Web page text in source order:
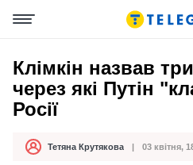
Клімкін назвав
через які Путін
Росії
АвторТетяна Крутякова
Дата публікації 03 квітня,